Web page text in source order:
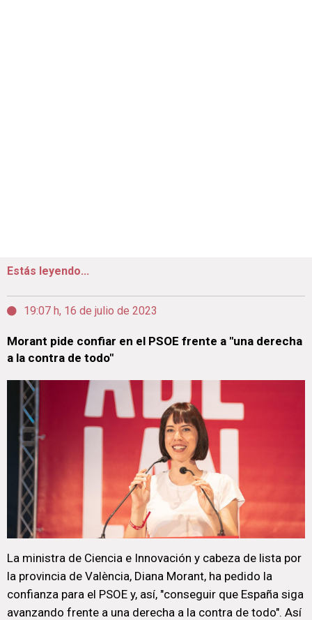
Estás leyendo...
19:07 h, 16 de julio de 2023
Morant pide confiar en el PSOE frente a "una derecha
a la contra de todo"
La ministra de Ciencia e Innovación y cabeza de lista por
la provincia de València, Diana Morant, ha pedido la
confianza para el PSOE y, así, "conseguir que España siga
avanzando frente a una derecha a la contra de todo". Así